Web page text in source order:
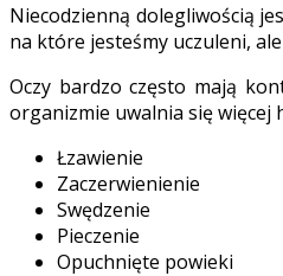
Niecodzienną dolegliwością
na które jesteśmy uczuleni,
Oczy bardzo często mają
organizmie uwalnia się więcej
Łzawienie
Zaczerwienienie
Swędzenie
Pieczenie
Opuchnięte powieki